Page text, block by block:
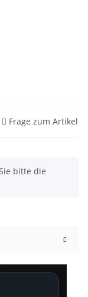
Frage zum Artikel
bitte die